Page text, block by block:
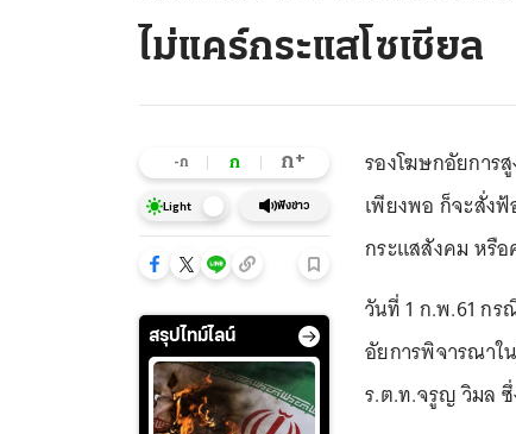
ไม่แคร์กระแสโซเชียล
-ก ก ก+
Light ฟังข่าว
สรุปไทม์ไลน์
รองโฆษกอัยการ
เพียงพอ ก็จะสั่ง
กระแสสังคม หรือ
วันที่ 1 ก.พ.61 ก
อัยการพิจารณาใ
ร.ต.ท.จรูญ วิมล ซึ่